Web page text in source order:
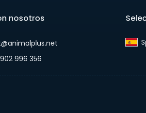
nosotros
996 356